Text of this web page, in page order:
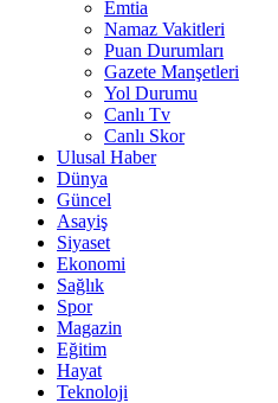
Emtia
Namaz Vakitleri
Puan Durumları
Gazete Manşetleri
Yol Durumu
Canlı Tv
Canlı Skor
Ulusal Haber
Dünya
Güncel
Asayiş
Siyaset
Ekonomi
Sağlık
Spor
Magazin
Eğitim
Hayat
Teknoloji